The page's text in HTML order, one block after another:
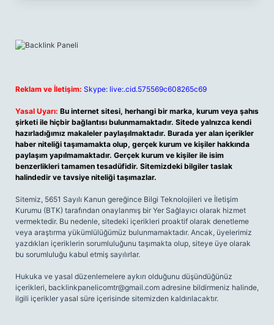
Reklam ve İletişim: Skype: live:.cid.575569c608265c69
Yasal Uyarı: Bu internet sitesi, herhangi bir marka, kurum veya şahıs
şirketi ile hiçbir bağlantısı bulunmamaktadır. Sitede yalnızca kendi
hazırladığımız makaleler paylaşılmaktadır. Burada yer alan içerikler
haber niteliği taşımamakta olup, gerçek kurum ve kişiler hakkında
paylaşım yapılmamaktadır. Gerçek kurum ve kişiler ile isim
benzerlikleri tamamen tesadüfidir. Sitemizdeki bilgiler taslak
halindedir ve tavsiye niteliği taşımazlar.
Sitemiz, 5651 Sayılı Kanun gereğince Bilgi Teknolojileri ve İletişim
Kurumu (BTK) tarafından onaylanmış bir Yer Sağlayıcı olarak hizmet
vermektedir. Bu nedenle, sitedeki içerikleri proaktif olarak denetleme
veya araştırma yükümlülüğümüz bulunmamaktadır. Ancak, üyelerimiz
yazdıkları içeriklerin sorumluluğunu taşımakta olup, siteye üye olarak
bu sorumluluğu kabul etmiş sayılırlar.
Hukuka ve yasal düzenlemelere aykırı olduğunu düşündüğünüz
içerikleri, backlinkpanelicomtr@gmail.com adresine bildirmeniz halinde,
ilgili içerikler yasal süre içerisinde sitemizden kaldırılacaktır.